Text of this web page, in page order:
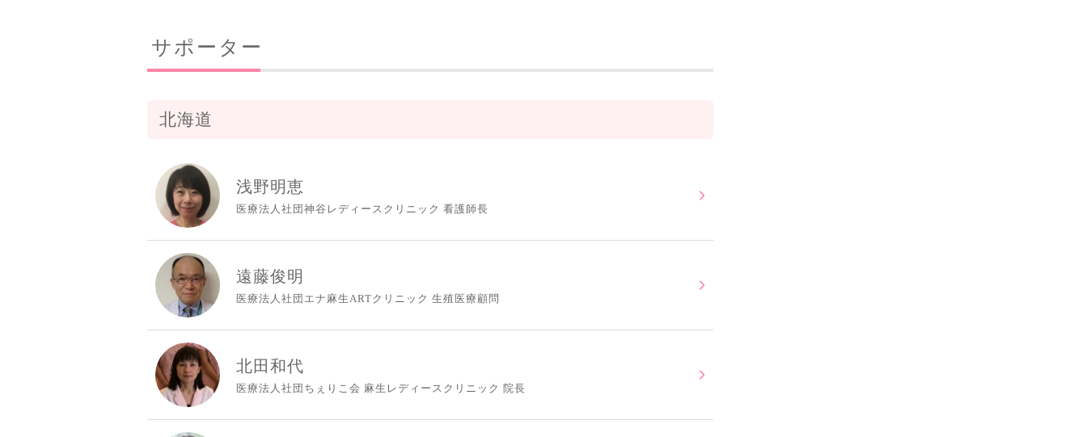
サポーター
北海道
浅野明恵
医療法人社団神谷レディースクリニック 看護師長
遠藤俊明
医療法人社団エナ麻生ARTクリニック 生殖医療顧問
北田和代
医療法人社団ちぇりこ会 麻生レディースクリニック 院長